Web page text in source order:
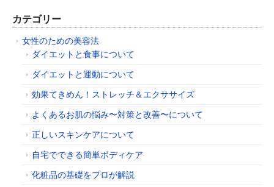
カテゴリー
女性のための美容法
ダイエットと食事について
ダイエットと運動について
効果てきめん！ストレッチ＆エクササイズ
よくあるお肌の悩み〜対策と改善〜について
正しいスキンケアについて
自宅でできる簡単ボディケア
化粧品の基礎をプロが解説